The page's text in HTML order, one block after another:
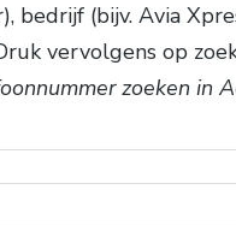
bedrijf (bijv. Avia
vervolgens op
zoeken in